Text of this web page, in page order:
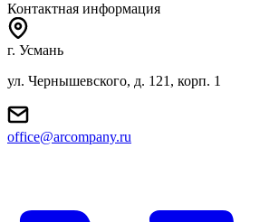
Контактная информация
г. Усмань
ул. Чернышевского, д. 121, корп. 1
office@arcompany.ru